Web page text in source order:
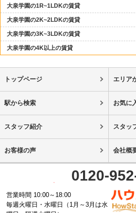
大泉学園の1R~1LDKの賃貸
大泉学園の2K~2LDKの賃貸
大泉学園の3K~3LDKの賃貸
大泉学園の4K以上の賃貸
トップページ エリア
駅から検索 お気に
スタッフ紹介 スタッ
お客様の声 会社概
0120-
営業時間 10:00～18:00
毎週火曜日・水曜日（1月～3月は水